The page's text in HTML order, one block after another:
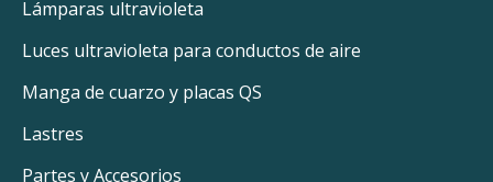
Lámparas ultravioleta
Luces ultravioleta para conductos de aire
Manga de cuarzo y placas QS
Lastres
Partes y Accesorios